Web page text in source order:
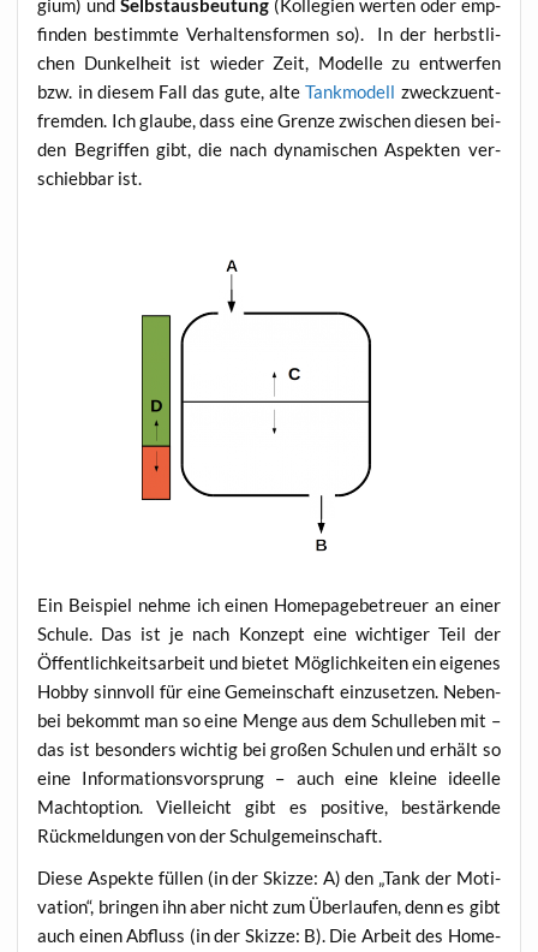
gi­um) undSelbst­aus­beu­tung (Kol­le­gi­en wer­ten oder emp­
fin­den bestimm­te Ver­hal­tens­for­men so). In der herbst­li­
chen Dun­kel­heit ist wie­der Zeit, Model­le zu ent­wer­fen
bzw. in die­sem Fall das gute, alteTank­mo­dell zweck­zu­ent­
frem­den. Ich glau­be, dass eine Gren­ze zwi­schen die­sen bei­
den Begrif­fen gibt, die nach dyna­mi­schen Aspek­ten ver­
schieb­bar ist.
Ein Bei­spiel neh­me ich einen Home­page­be­treu­er an einer
Schu­le. Das ist je nach Kon­zept eine wich­ti­ger Teil der
Öffent­lich­keits­ar­beit und bie­tet Mög­lich­kei­ten ein eige­nes
Hob­by sinn­voll für eine Gemein­schaft ein­zu­set­zen. Neben­
bei bekommt man so eine Men­ge aus dem Schul­le­ben mit –
das ist beson­ders wich­tig bei gro­ßen Schu­len und erhält so
eine Infor­ma­ti­ons­vor­sprung – auch eine klei­ne ideel­le
Macht­op­ti­on. Viel­leicht gibt es posi­ti­ve, bestär­ken­de
Rück­mel­dun­gen von der Schulgemeinschaft.
Die­se Aspek­te fül­len (in der Skiz­ze: A) den „Tank der Moti­
va­ti­on“, brin­gen ihn aber nicht zum Über­lau­fen, denn es gibt
auch einen Abfluss (in der Skiz­ze: B). Die Arbeit des Home­